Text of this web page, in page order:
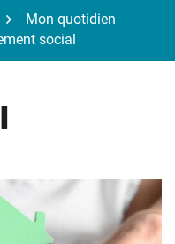
Mon quotidien
social